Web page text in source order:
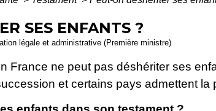
SES ENFANTS ?
légale et administrative (Première ministre)
France ne peut pas déshériter ses
et certains pays admettent